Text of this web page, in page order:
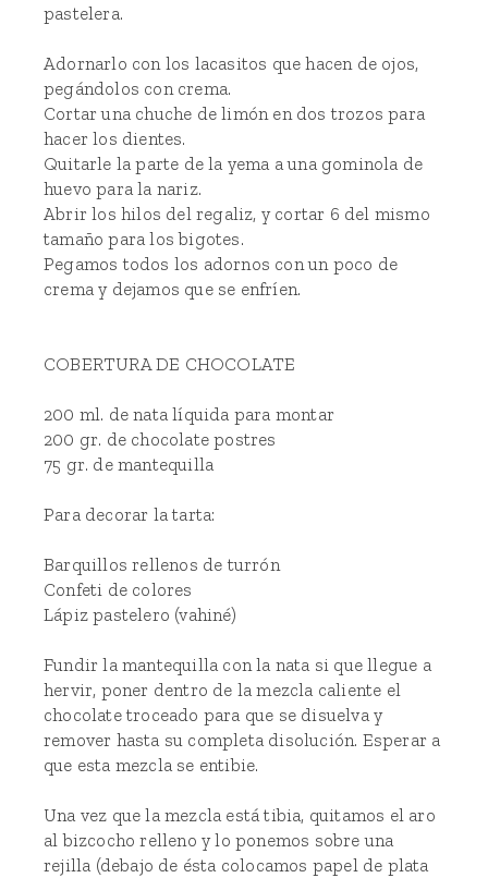
pastelera.
Adornarlo con los lacasitos que hacen de ojos,
pegándolos con crema.
Cortar una chuche de limón en dos trozos para
hacer los dientes.
Quitarle la parte de la yema a una gominola de
huevo para la nariz.
Abrir los hilos del regaliz, y cortar 6 del mismo
tamaño para los bigotes.
Pegamos todos los adornos con un poco de
crema y dejamos que se enfríen.
COBERTURA DE CHOCOLATE
200 ml. de nata líquida para montar
200 gr. de chocolate postres
75 gr. de mantequilla
Para decorar la tarta:
Barquillos rellenos de turrón
Confeti de colores
Lápiz pastelero (vahiné)
Fundir la mantequilla con la nata si que llegue a
hervir, poner dentro de la mezcla caliente el
chocolate troceado para que se disuelva y
remover hasta su completa disolución. Esperar a
que esta mezcla se entibie.
Una vez que la mezcla está tibia, quitamos el aro
al bizcocho relleno y lo ponemos sobre una
rejilla (debajo de ésta colocamos papel de plata